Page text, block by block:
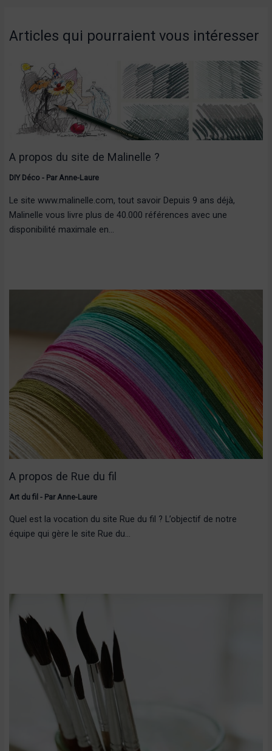
Articles qui pourraient vous intéresser
A propos du site de Malinelle ?
DIY Déco- ParAnne-Laure
Le site www.malinelle.com, tout savoir Depuis 9 ans déjà,
Malinelle vous livre plus de 40.000 références avec une
disponibilité maximale en…
A propos de Rue du fil
Art du fil - Par Anne-Laure
Quel est la vocation du site Rue du fil ? L’objectif de notre
équipe qui gère le site Rue du…